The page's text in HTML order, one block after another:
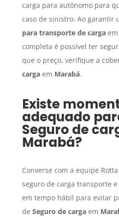
carga para autônomo para
caso de sinistro. Ao garantir
para transporte de cargaem
completa é possível ter
que o preço, verifique a
cargaem Marabá.
Existe
adequado
Seguro de
Marabá?
Converse com a equipe
seguro de carga transporte
em tempo hábil para evitar
de Seguro de cargaem